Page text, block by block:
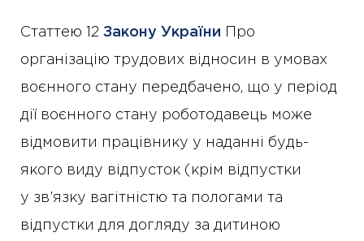
Статтею 12 Закону України Про
організацію трудових відносин в умовах
воєнного стану передбачено, що у період
дії воєнного стану роботодавець може
відмовити працівнику у наданні будь-
якого виду відпусток (крім відпустки
у зв’язку вагітністю та пологами та
відпустки для догляду за дитиною